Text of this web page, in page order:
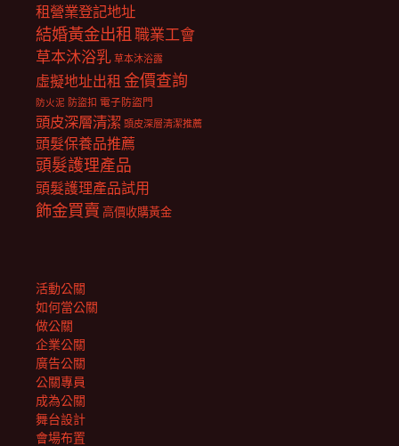
租營業登記地址
結婚黃金出租職業工會
草本沐浴乳 草本沐浴露
虛擬地址出租 金價查詢
防火泥 防盜扣 電子防盜門
頭皮深層清潔 頭皮深層清潔推薦
頭髮保養品推薦
頭髮護理產品
頭髮護理產品試用
飾金買賣 高價收購黃金
活動公關
如何當公關
做公關
企業公關
廣告公關
公關專員
成為公關
舞台設計
會場布置